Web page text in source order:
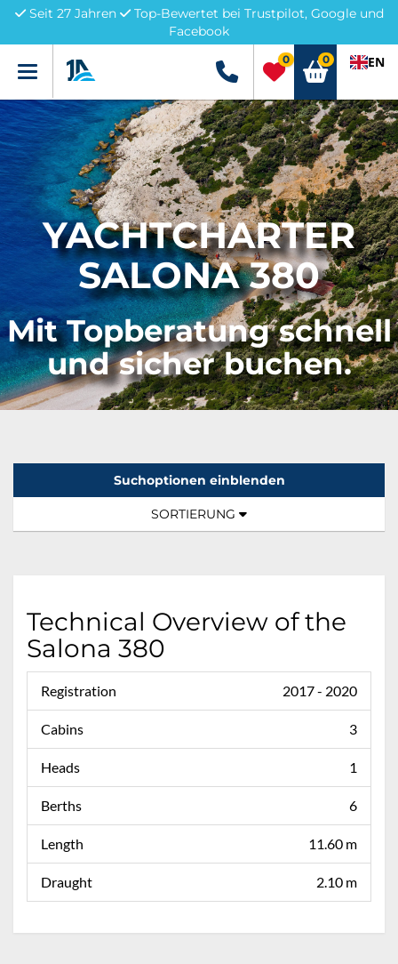
Seit 27 Jahren
Top-Bewertet bei Trustpilot, Google und
Facebook
Menü +49 5741 3222690
0 0 EN
YACHTCHARTER
SALONA 380
Mit Topberatung schnell
und sicher buchen.
Suchoptionen einblenden
TOGGLE NAVIGATION
SORTIERUNG
Technical Overview of the
Salona 380
Registration 2017 - 2020
Cabins 3
Heads 1
Berths 6
Length 11.60 m
Draught 2.10 m